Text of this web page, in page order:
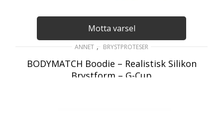
Motta varsel
ANNET , BRYSTPROTESER
BODYMATCH Boodie – Realistisk Silikon
Brystform – G-Cup